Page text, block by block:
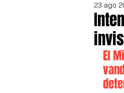
23 ago
El